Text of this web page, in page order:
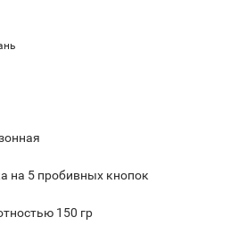
на 5 пробивных кнопок
150 гр